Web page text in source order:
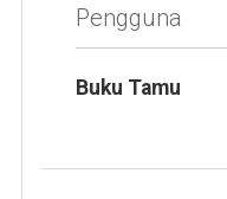
Pengguna
Buku Tamu